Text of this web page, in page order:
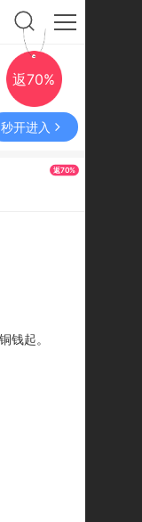
返70%
秒开进入
返70%
钱起。